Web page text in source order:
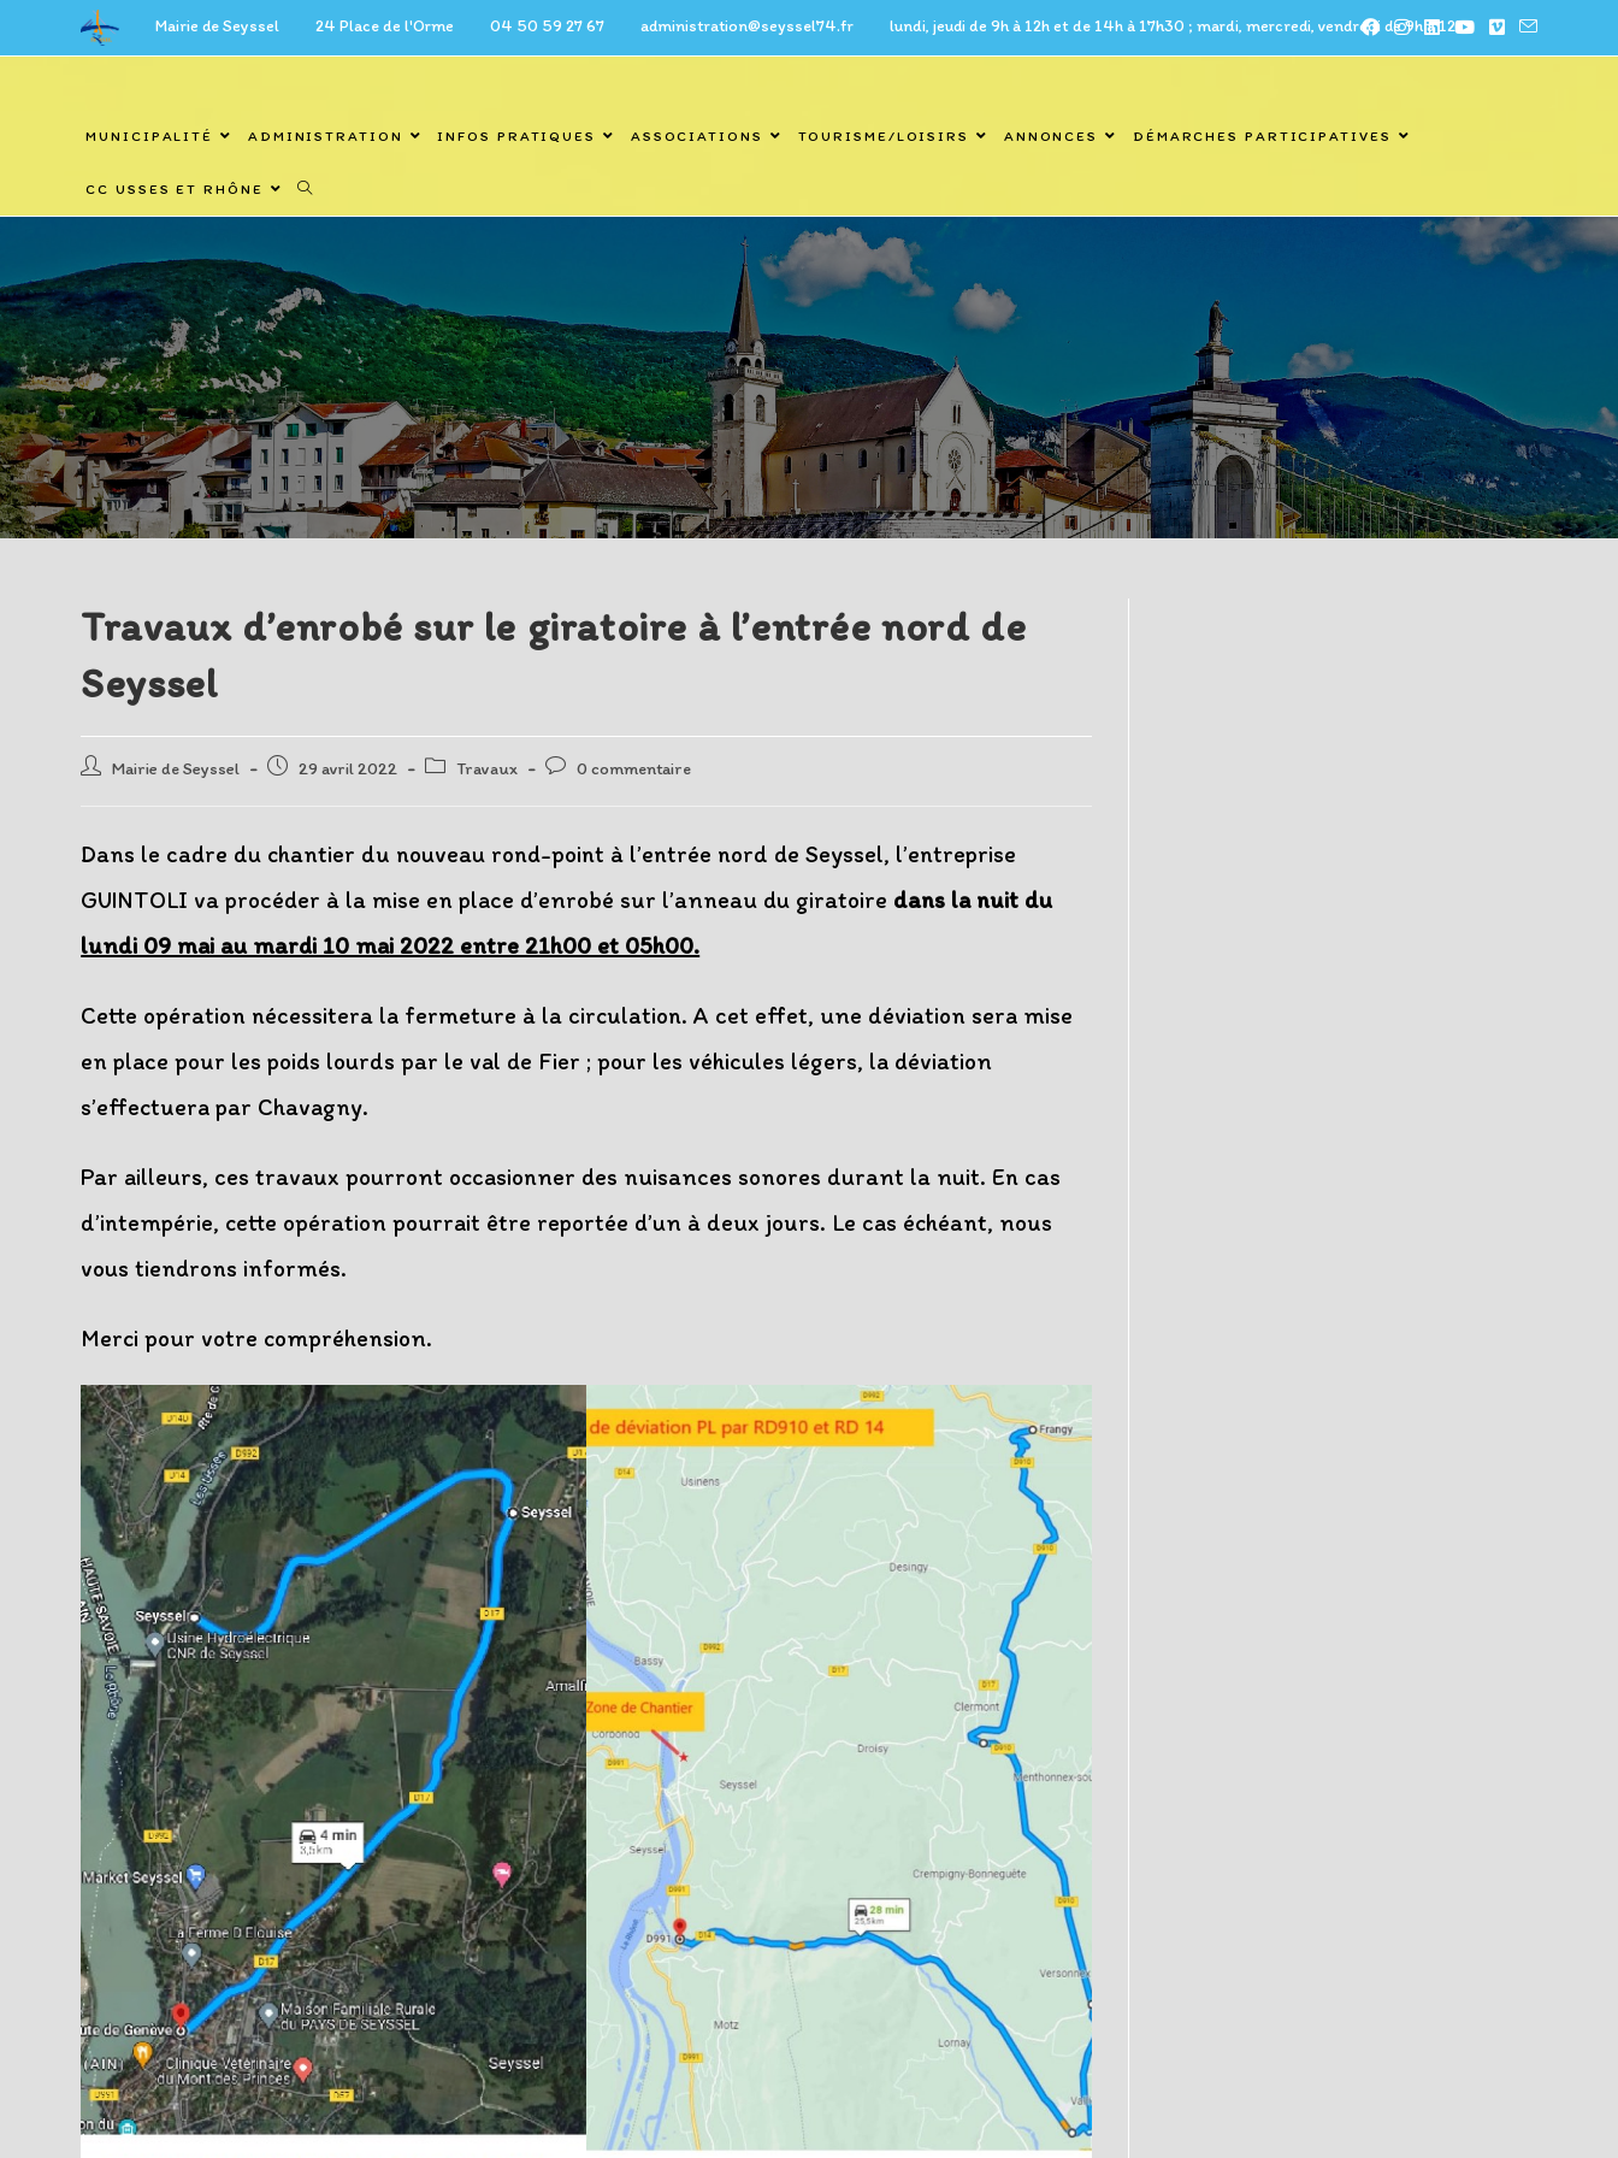
Mairie de Seyssel 24 Place de l'Orme 04 50 59 27 67 administration@seyssel74.fr lundi, jeudi de 9h à 12h et de 14h à 17h30 ; mardi, mercredi, vendredi de 9h à 12h
MUNICIPALITÉ ADMINISTRATION INFOS PRATIQUES ASSOCIATIONS TOURISME/LOISIRS ANNONCES DÉMARCHES PARTICIPATIVES
CC USSES ET RHÔNE
Blog
Travaux d’enrobé sur le giratoire à l’entrée nord de
Seyssel
Auteur/autrice
publication :
Mairie de Seyssel
Post29 avril 2022
PostTravaux
Post0 commentaire
Dans le cadre du chantier du nouveau rond-point à l’entrée nord de Seyssel, l’entreprise
GUINTOLI va procéder à la mise en place d’enrobé sur l’anneau du giratoire dans la nuit du
lundi 09 mai au mardi 10 mai 2022 entre 21h00 et 05h00.
Cette opération nécessitera la fermeture à la circulation. A cet effet, une déviation sera mise
en place pour les poids lourds par le val de Fier ; pour les véhicules légers, la déviation
s’effectuera par Chavagny.
Par ailleurs, ces travaux pourront occasionner des nuisances sonores durant la nuit. En cas
d’intempérie, cette opération pourrait être reportée d’un à deux jours. Le cas échéant, nous
vous tiendrons informés.
Merci pour votre compréhension.